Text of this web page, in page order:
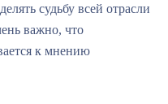
судьбу всей отрасли
важно, что
к мнению